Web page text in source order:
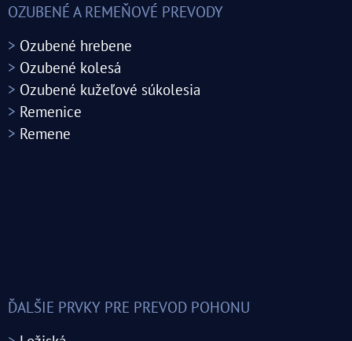
OZUBENÉ A REMEŇOVÉ PREVODY
> Ozubené hrebene
> Ozubené kolesá
> Ozubené kužeľové súkolesia
> Remenice
> Remene
ĎALŠIE PRVKY PRE PREVOD POHONU